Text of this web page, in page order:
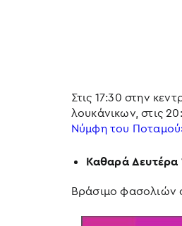
Στις 17:30 στην
λουκάνικων, στις
Νύμφη του
Καθαρά Δευτέρα
Βράσιμο φασολιών